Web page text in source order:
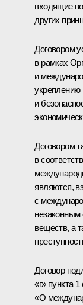
входящие
других
Договором
в рамках
и
укреплению
и
Договором
в
являются,
с
незаконным
веществ, а
Договор
«г» пункта
«О